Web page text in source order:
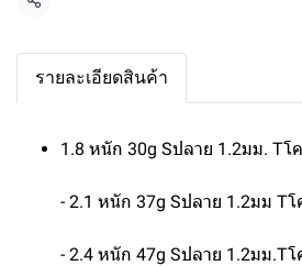
แชร์
รายละเอียดสินค้า
1.8 หนัก 30g Sปลาย 1.2มม. Tโ
- 2.1 หนัก 37g Sปลาย 1.2มม T
- 2.4 หนัก 47g Sปลาย 1.2มม.T